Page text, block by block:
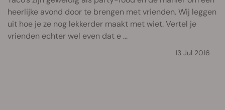
heerlijke avond door te brengen met vrienden. Wij leggen
uit hoe je ze nog lekkerder maakt met wiet. Vertel je
vrienden echter wel even dat e ...
13 Jul 2016